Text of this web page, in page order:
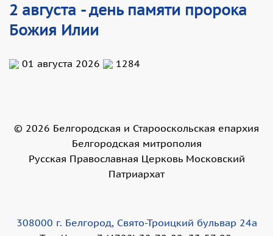
2 августа - день памяти пророка
Божия Илии
01 августа 2026 1284
© 2026 Белгородская и Старооскольская епархия
Белгородская митрополия
Русская Православная Церковь Московский
Патриархат
308000 г. Белгород, Свято-Троицкий бульвар 24а